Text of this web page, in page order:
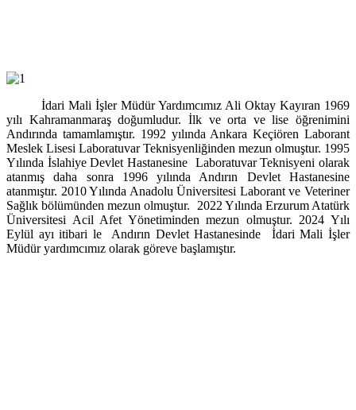
İdari Mali İşler Müdür Yardımcımız Ali Oktay Kayıran 1969
yılı Kahramanmaraş doğumludur. İlk ve orta ve lise öğrenimini
Andırında tamamlamıştır. 1992 yılında Ankara Keçiören Laborant
Meslek Lisesi Laboratuvar Teknisyenliğinden mezun olmuştur. 1995
Yılında İslahiye Devlet Hastanesine Laboratuvar Teknisyeni olarak
atanmış daha sonra 1996 yılında Andırın Devlet Hastanesine
atanmıştır. 2010 Yılında Anadolu Üniversitesi Laborant ve Veteriner
Sağlık bölümünden mezun olmuştur. 2022 Yılında Erzurum Atatürk
Üniversitesi Acil Afet Yönetiminden mezun olmuştur. 2024 Yılı
Eylül ayı itibari le Andırın Devlet Hastanesinde
İdari Mali İşler
Müdür yardımcımız olarak göreve başlamıştır.